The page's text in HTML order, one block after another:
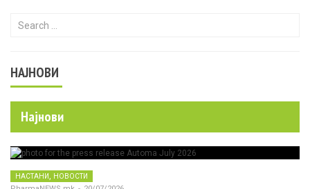
Search for:
НАЈНОВИ
Најнови
НАСТАНИ, НОВОСТИ